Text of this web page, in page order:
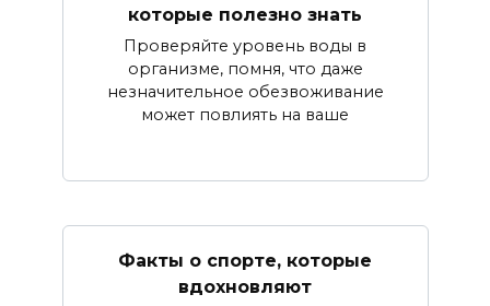
которые полезно знать
Проверяйте уровень воды в
организме, помня, что даже
незначительное обезвоживание
может повлиять на ваше
Факты о спорте, которые
вдохновляют